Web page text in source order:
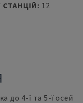
: 12
до 4-ї та 5-ї осей